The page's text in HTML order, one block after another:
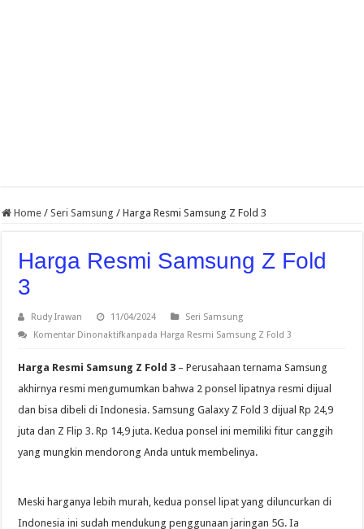
Home / Seri Samsung / Harga Resmi Samsung Z Fold 3
Harga Resmi Samsung Z Fold
3
Rudy Irawan 11/04/2024
Seri Samsung
Komentar Dinonaktifkanpada Harga Resmi Samsung Z Fold 3
Harga Resmi Samsung Z Fold 3 – Perusahaan ternama Samsung
akhirnya resmi mengumumkan bahwa 2 ponsel lipatnya resmi dijual
dan bisa dibeli di Indonesia. Samsung Galaxy Z Fold 3 dijual Rp 24,9
juta dan Z Flip 3. Rp 14,9 juta. Kedua ponsel ini memiliki fitur canggih
yang mungkin mendorong Anda untuk membelinya.
Meski harganya lebih murah, kedua ponsel lipat yang diluncurkan di
Indonesia ini sudah mendukung penggunaan jaringan 5G. Ia